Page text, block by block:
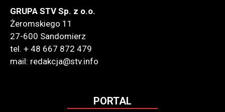
GRUPA STV Sp. z o.o.
Żeromskiego 11
27-600 Sandomierz
tel. + 48 667 872 479
mail: redakcja@stv.info
PORTAL